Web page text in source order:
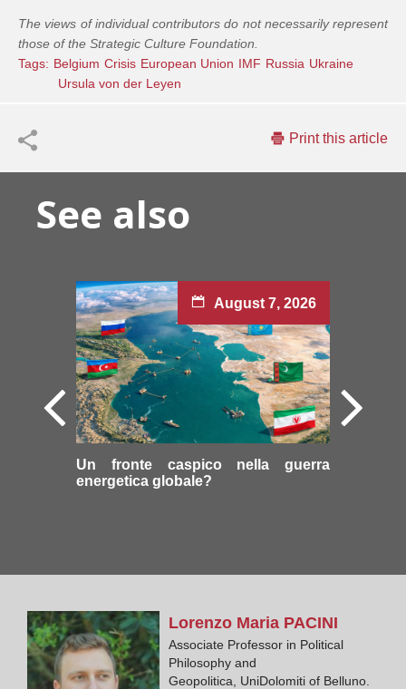
The views of individual contributors do not necessarily represent
those of the Strategic Culture Foundation.
Tags: Belgium Crisis European Union IMF Russia Ukraine
Ursula von der Leyen
Print this article
See also
August 7, 2026
Un fronte caspico nella guerra
energetica globale?
Lorenzo Maria PACINI
Associate Professor in Political
Philosophy and
Geopolitica, UniDolomiti of Belluno.